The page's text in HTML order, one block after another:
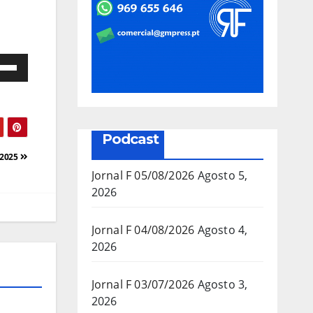
baixo
Podcast
Jornal F 05/08/2026 Agosto 5,
2026
Jornal F 04/08/2026 Agosto 4,
2026
Jornal F 03/07/2026 Agosto 3,
2026